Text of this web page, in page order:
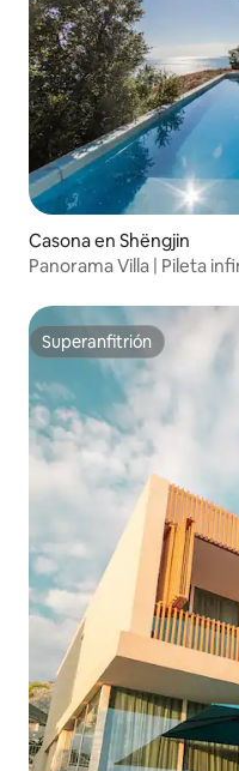
Casona en Shëngjin
Panorama Villa | Pileta
Superanfitrión
Superanfitrión